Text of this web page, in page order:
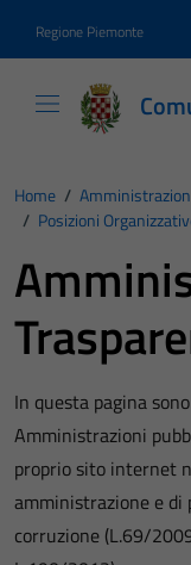
Regione Piemonte
Home /
/ Posizioni
In questa pagina
Amministrazioni
proprio sito internet
amministrazione e di
corruzione (L.69/